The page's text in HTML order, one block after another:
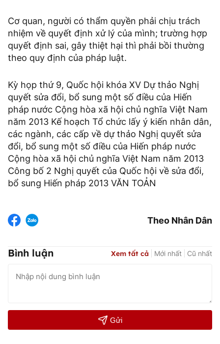
Cơ quan, người có thẩm quyền phải chịu trách
nhiệm về quyết định xử lý của mình; trường hợp
quyết định sai, gây thiệt hại thì phải bồi thường
theo quy định của pháp luật.
Kỳ họp thứ 9, Quốc hội khóa XV Dự thảo Nghị
quyết sửa đổi, bổ sung một số điều của Hiến
pháp nước Cộng hòa xã hội chủ nghĩa Việt Nam
năm 2013 Kế hoạch Tổ chức lấy ý kiến nhân dân,
các ngành, các cấp về dự thảo Nghị quyết sửa
đổi, bổ sung một số điều của Hiến pháp nước
Cộng hòa xã hội chủ nghĩa Việt Nam năm 2013
Công bố 2 Nghị quyết của Quốc hội về sửa đổi,
bổ sung Hiến pháp 2013 VĂN TOẢN
Theo Nhân Dân
Bình luận Xem tất cả Mới nhất Cũ nhất
Gửi